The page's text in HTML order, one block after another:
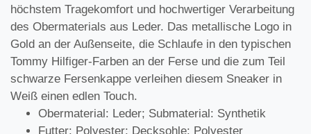
höchstem Tragekomfort und hochwertiger Verarbeitung
des Obermaterials aus Leder. Das metallische Logo in
Gold an der Außenseite, die Schlaufe in den typischen
Tommy Hilfiger-Farben an der Ferse und die zum Teil
schwarze Fersenkappe verleihen diesem Sneaker in
Weiß einen edlen Touch.
Obermaterial: Leder; Submaterial: Synthetik
Futter: Polyester; Decksohle: Polyester